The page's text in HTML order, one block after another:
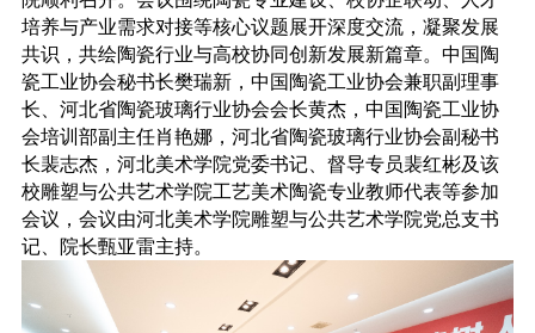
培养与产业需求对接等核心议题展开深度交流，凝聚发展
共识，共绘陶瓷行业与高校协同创新发展新篇章。中国陶
瓷工业协会秘书长樊瑞新，中国陶瓷工业协会兼职副理事
长、河北省陶瓷玻璃行业协会会长黄杰，中国陶瓷工业协
会培训部副主任肖艳娜，河北省陶瓷玻璃行业协会副秘书
长裴志杰，河北美术学院党委书记、督导专员裴红彬及该
校雕塑与公共艺术学院工艺美术陶瓷专业教师代表等参加
会议，会议由河北美术学院雕塑与公共艺术学院党总支书
记、院长甄亚雷主持。